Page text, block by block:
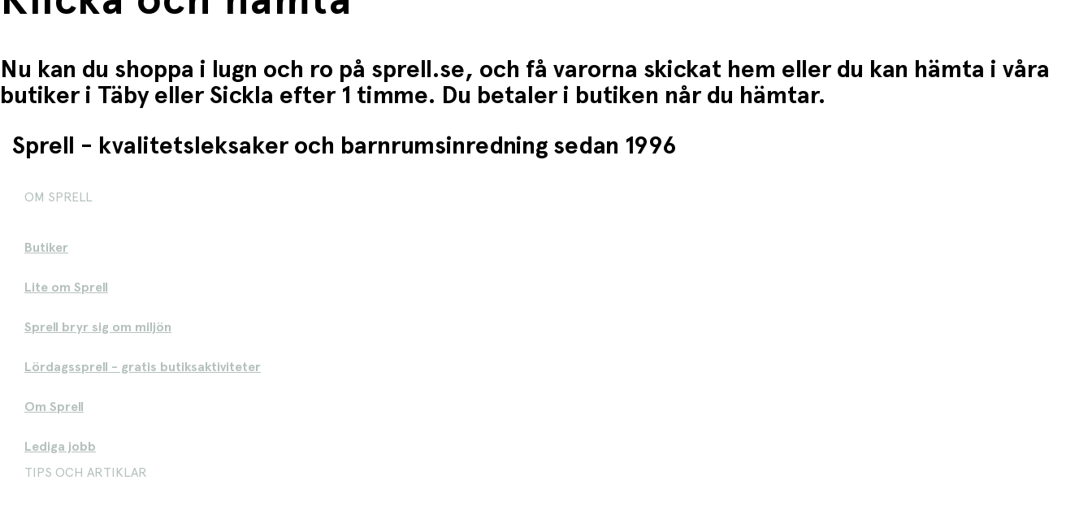
Nu kan du shoppa i lugn och ro på sprell.se, och få varorna skickat hem eller du kan hämta i våra
butiker i Täby eller Sickla efter 1 timme. Du betaler i butiken når du hämtar.
Sprell - kvalitetsleksaker och barnrumsinredning sedan 1996
OM SPRELL
Butiker
Lite om Sprell
Sprell bryr sig om miljön
Lördagssprell - gratis butiksaktiviteter
Om Sprell
Lediga jobb
TIPS OCH ARTIKLAR